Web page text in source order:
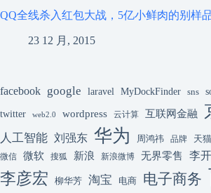
QQ全线杀入红包大战，5亿小鲜肉的别样
23 12 月, 2015
facebook google laravel MyDockFinder sns
twitter web2.0 wordpress 云计算 互联网金融
人工智能 刘强东 华为 周鸿祎 品牌 天猫
微信 微软 搜狐 新浪 新浪微博 无界零售 李
李彦宏 柳华芳 淘宝 电商 电子商务